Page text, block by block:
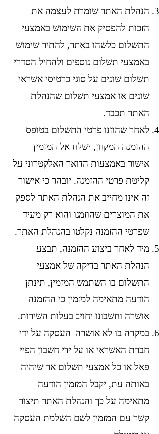
הנהלת האתר שומרת לעצמה את
הזכות להפסיק את השימוש באמצעי
התשלום כלשהו באתר, להתיר שימוש
באמצעי תשלום נוספים ולהחיל הסדרי
תשלום שונים על סוגי כרטיסי אשראי
שונים או אמצעי תשלום שהנהלת
האתר תכבד.
לאחר שהוזנו פרטי התשלום בטופס
ההזמנה המקוון, ישלח אל המזמין
אישור באמצעות הדואר האלקטרוני על
קליטת פרטי ההזמנה. יובהר כי אישור
זה אינו מחייב את הנהלת האתר לספק
את המוצרים שהוזמנו והוא רק מעיד
שפרטי ההזמנה נקלטו בהנהלת האתר.
מיד לאחר ביצוע ההזמנה, תבצע
הנהלת האתר בדיקה של אמצעי
התשלום בו השתמש המזמין, תינתן
הודעה מתאימה למזמין כי ההזמנה
אושרה וחשבונו יחויב בעלות השירות.
במקרה בו לא אושרה העסקה על ידי
חברת האשראי או על ידי חשבון הפיי
פאל או כל אמצעי תשלום אר שיהיה
באותה עת, יקבל המזמין הודעה
מתאימה על כך והנהלת האתר תיצור
קשר עם המזמין לשם השלמת העסקה